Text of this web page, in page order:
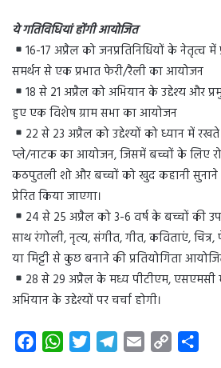
ये गतिविधियां होंगी आयोजित
16-17 अप्रैल को जनप्रतिनिधियों के नेतृत्व
समर्थन से एक प्रभात फेरी/रैली का आयोजन
18 से 21 अप्रैल को अभियान के उद्देश्य और
हुए एक विशेष ग्राम सभा का आयोजन
22 से 23 अप्रैल को उद्देश्यों को ध्यान में
प्ले/नाटक का आयोजन, जिसमें बच्चों के लिए
कठपुतली शो और बच्चों को खुद कहानी
प्रेरित किया जाएगा।
24 से 25 अप्रैल को 3-6 वर्ष के बच्चों की
साथ रंगोली, नृत्य, संगीत, गीत, कविताएं,
या मिट्टी से कुछ बनाने की प्रतियोगिता
28 से 29 अप्रैल के मध्य पीटीएम, एसएमसी
अभियान के उद्देश्यों पर चर्चा होगी।
W